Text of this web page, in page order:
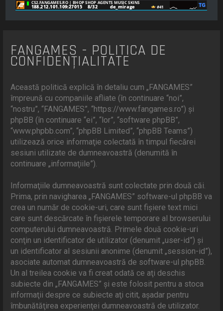
FANGAMES - POLITICA DE
CONFIDENŢIALITATE
Această politică explică în detaliu cum „FANGAMES”
împreună cu companiile afliate (în continuare “noi”,
“nostru”, “FANGAMES”, “https://www.fangames.ro”) şi
phpBB (în continuare “ei”, “lor”, “software phpBB”,
“www.phpbb.com”, “phpBB Limited”, “phpBB Teams”)
utilizează orice informaţie colectată în timpul fiecărei
sesiuni utilizate de dumneavoastră (denumită în
continuare „informaţiile”).
Informaţiile dumneavoastră sunt colectate prin două căi.
Prima, prin navigharea „FANGAMES” software-ul phpBB va
crea un număr de cookie-uri, care sunt fişiere text mici
care sunt descărcate în fişierele temporare al browserului
computerului dumneavoastră. Primele două cookie-uri
conţin un identificator de utilizator (denumit „user-id”) şi
un identificator al sesiunii anonime (denumit „session-id”),
asociate automat dumneavoastră de software-ul phpBB.
Un al treilea cookie va fi creat odată ce aţi deschis
subiecte din „FANGAMES” şi este folosit pentru a stoca
informaţii despre ce subiecte aţi citit, aşadar pentru
îmbunătăţirea experienţei dumneavoastră de utilizator.